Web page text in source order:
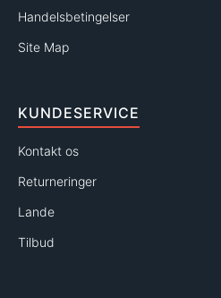
Handelsbetingelser
Site Map
KUNDESERVICE
Kontakt os
Returneringer
Lande
Tilbud